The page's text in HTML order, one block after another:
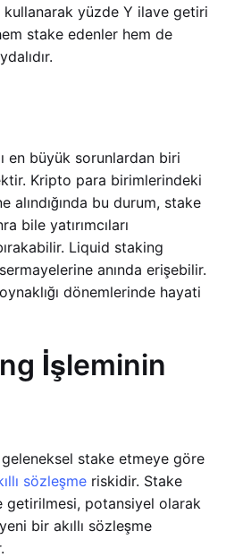
kullanarak yüzde Y ilave getiri
stake edenler hem de
en büyük sorunlardan biri
Kripto para birimlerindeki
alındığında bu durum, stake
bile yatırımcıları
Liquid staking
anında erişebilir.
dönemlerinde hayati
İşleminin
stake etmeye göre
sözleşme riskidir. Stake
getirilmesi, potansiyel olarak
bir akıllı sözleşme